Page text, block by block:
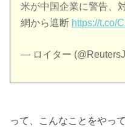
米が中国企業に警告、
網から遮断 https://t.co/
— ロイター
って、こんなことをやっ